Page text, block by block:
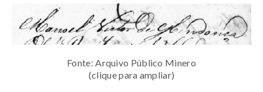
Fonte: Arquivo Público Minero
(clique para ampliar)